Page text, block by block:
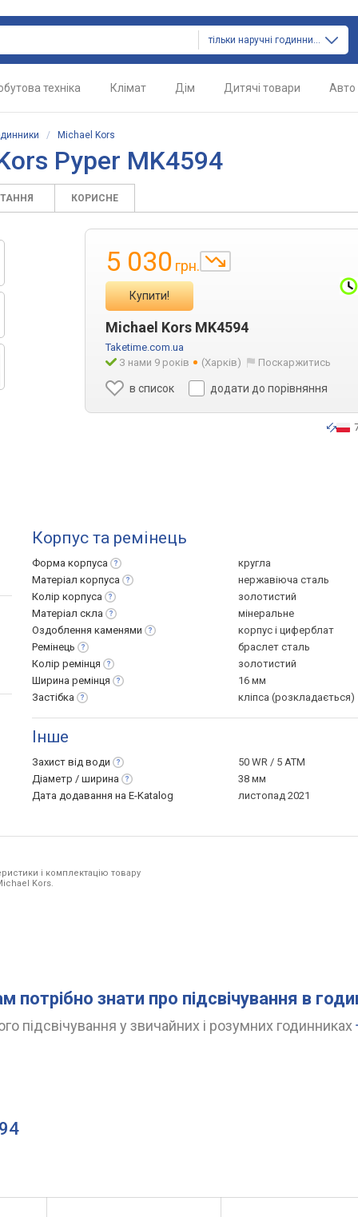
тільки наручні годинники
техніка Клімат Дім Дитячі товари Авто
/ Michael Kors
Pyper MK4594
КОРИСНЕ
5 030 грн.
Купити!
Michael Kors MK4594
Taketime.com.ua
З нами 9 років
(Харків) Поскаржитись
в список додати до порівняння
Корпус та ремінець
Форма корпуса
кругла
Матеріал корпуса
нержавіюча сталь
Колір корпуса
золотистий
Матеріал скла
мінеральне
Оздоблення каменями
корпус і циферблат
Ремінець
браслет сталь
Колір ремінця
золотистий
Ширина ремінця
16 мм
Застібка
кліпса (розкладається)
Інше
Захист від води
50 WR / 5 ATM
Діаметр / ширина
38 мм
Дата додавання на E-Katalog
листопад 2021
і комплектацію товару
Kors.
потрібно знати про підсвічування в
підсвічування у звичайних і розумних годинниках